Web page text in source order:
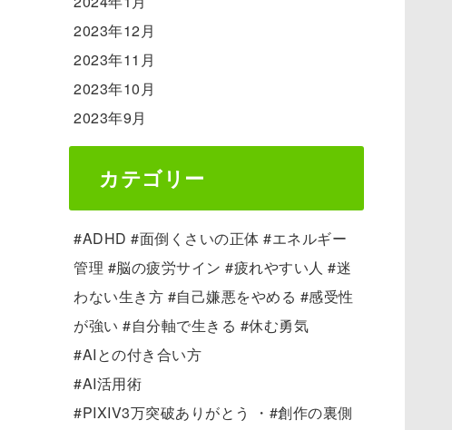
2023年12月
2023年11月
2023年10月
2023年9月
カテゴリー
#ADHD #面倒くさいの正体 #エネルギー
管理 #脳の疲労サイン #疲れやすい人 #迷
わない生き方 #自己嫌悪をやめる #感受性
が強い #自分軸で生きる #休む勇気
#AIとの付き合い方
#AI活用術
#PIXIV3万突破ありがとう ・#創作の裏側